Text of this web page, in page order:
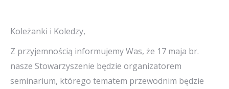
Koleżanki i Koledzy,
Z przyjemnością informujemy Was, że 17 maja br.
nasze Stowarzyszenie będzie organizatorem
seminarium, którego tematem przewodnim będzie